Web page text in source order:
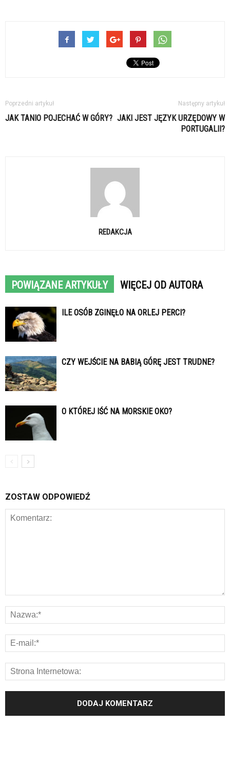
Poprzedni artykuł
JAK TANIO POJECHAĆ W GÓRY?
Następny artykuł
JAKI JEST JĘZYK URZĘDOWY W
PORTUGALII?
REDAKCJA
POWIĄZANE ARTYKUŁY WIĘCEJ OD AUTORA
ILE OSÓB ZGINĘŁO NA ORLEJ PERCI?
CZY WEJŚCIE NA BABIĄ GÓRĘ JEST TRUDNE?
O KTÓREJ IŚĆ NA MORSKIE OKO?
ZOSTAW ODPOWIEDŹ